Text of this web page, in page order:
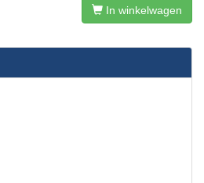
In winkelwagen